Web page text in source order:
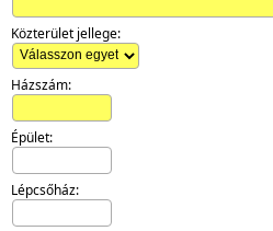
Közterület jellege:
Házszám:
Épület:
Lépcsőház: